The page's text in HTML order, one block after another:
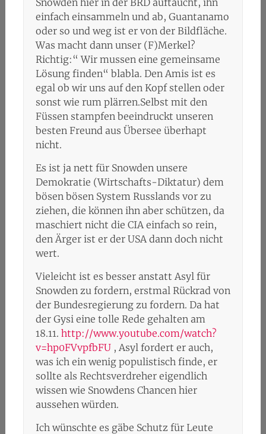
Snowden hier in der BRD auftaucht, ihn
einfach einsammeln und ab, Guantanamo
oder so und weg ist er von der Bildfläche.
Was macht dann unser (F)Merkel?
Richtig:“ Wir mussen eine gemeinsame
Lösung finden“ blabla. Den Amis ist es
egal ob wir uns auf den Kopf stellen oder
sonst wie rum plärren.Selbst mit den
Füssen stampfen beeindruckt unseren
besten Freund aus Übersee überhapt
nicht.
Es ist ja nett für Snowden unsere
Demokratie (Wirtschafts-Diktatur) dem
bösen bösen System Russlands vor zu
ziehen, die können ihn aber schützen, da
maschiert nicht die CIA einfach so rein,
den Ärger ist er der USA dann doch nicht
wert.
Vieleicht ist es besser anstatt Asyl für
Snowden zu fordern, erstmal Rückrad von
der Bundesregierung zu fordern. Da hat
der Gysi eine tolle Rede gehalten am
18.11. http://www.youtube.com/watch?
v=hp0FVvpfbFU, Asyl fordert er auch,
was ich ein wenig populistisch finde, er
sollte als Rechtsverdreher eigendlich
wissen wie Snowdens Chancen hier
aussehen würden.
Ich wünschte es gäbe Schutz für Leute